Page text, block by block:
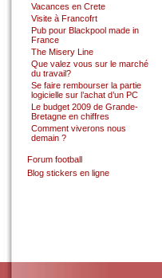
Vacances en Crete
Visite à Francofrt
Pub pour Blackpool made in
France
The Misery Line
Que valez vous sur le marché
du travail?
Se faire rembourser la partie
logicielle sur l’achat d’un PC
Le budget 2009 de Grande-
Bretagne en chiffres
Comment viverons nous
demain ?
Forum football
Blog stickers en ligne